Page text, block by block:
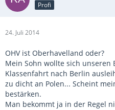
Profi
24. Juli 2014
OHV ist Oberhavelland oder?
Mein Sohn wollte sich unseren
Klassenfahrt nach Berlin
zu dicht an Polen... Scheint
bestärken.
Man bekommt ja in der Regel